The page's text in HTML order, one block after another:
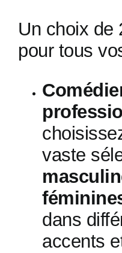
Un choix de
pour tous
vaste
dans
accents